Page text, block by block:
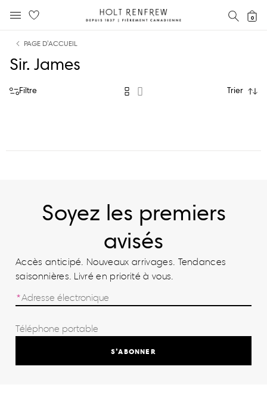
Holt
0
PAGE D’ACCUEIL
Sir. James
Filtre Trier
Soyez les premiers
avisés
Accès anticipé. Nouveaux arrivages. Tendances
saisonnières. Livré en priorité à vous.
S’ABONNER